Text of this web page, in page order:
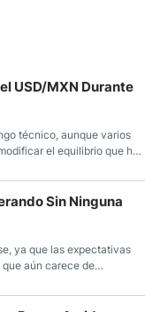
del petróleo.
USD/MXN Durante
técnico, aunque varios
el equilibrio que ha
Sin Ninguna
ya que las expectativas
aún carece de